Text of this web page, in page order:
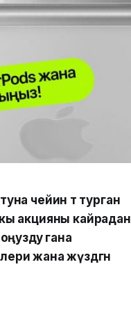
чейин өтө турган
акцияны кайрадан
гана
жана жүздөгөн